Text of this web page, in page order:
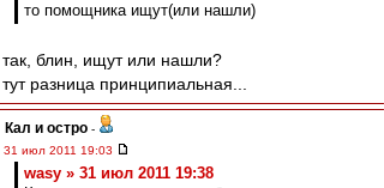
то помощника ищут(или нашли)
так, блин, ищут или нашли?
тут разница принципиальная...
Кал и остро -
31 июл 2011 19:03
wasy » 31 июл 2011 19:38